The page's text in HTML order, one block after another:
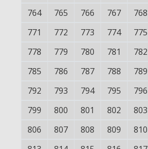
764
765 766 767 768
771
772 773 774 775
778
779 780 781 782
785
786 787 788 789
792
793 794 795 796
799
800 801 802 803
806
807 808 809 810